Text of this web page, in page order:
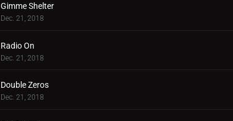
Gimme Shelter
Dec. 21, 2018
Radio On
Dec. 21, 2018
Double Zeros
Dec. 21, 2018